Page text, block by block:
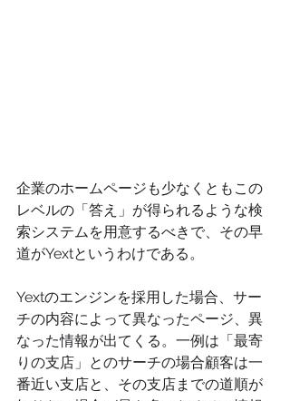
企業のホームページも少なくともこの
レベルの「答え」が得られるような検
索システムを用意するべきで、その早
道がYextというわけである。
Yextのエンジンを採用した場合、サー
チの内容によって異なったページ、異
なった情報が出てくる。一例は「最寄
りの支店」とのサーチの場合顧客は一
番近い支店と、その支店までの道順が